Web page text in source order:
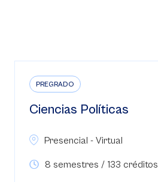
PREGRADO
Ciencias Políticas
Presencial - Virtual
8 semestres / 133 créditos